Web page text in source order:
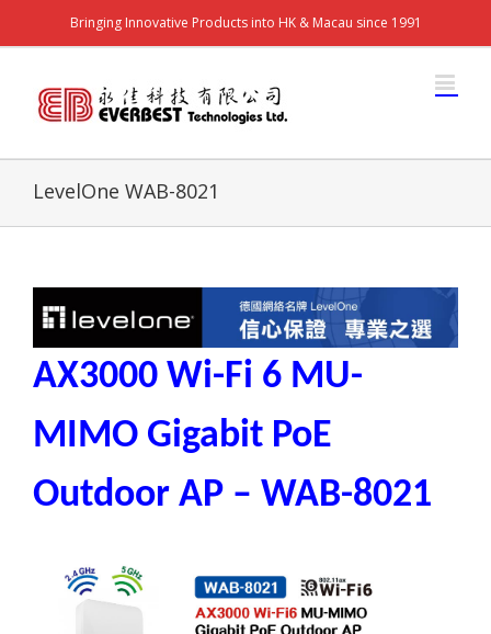
Bringing Innovative Products into HK & Macau since 1991
LevelOne WAB-8021
AX3000 Wi-Fi 6 MU-
MIMO Gigabit PoE
Outdoor AP – WAB-8021